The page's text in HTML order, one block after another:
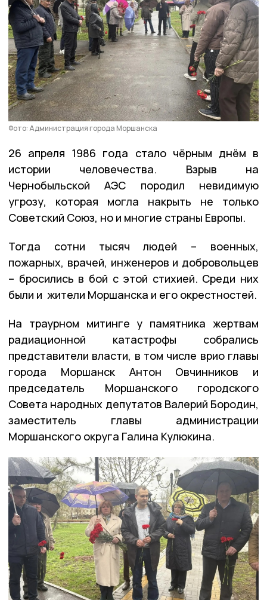
Фото: Администрация города Моршанска
26 апреля 1986 года стало чёрным днём в
истории человечества. Взрыв на
Чернобыльской АЭС породил невидимую
угрозу, которая могла накрыть не только
Советский Союз, но и многие страны Европы.
Тогда сотни тысяч людей – военных,
пожарных, врачей, инженеров и добровольцев
– бросились в бой с этой стихией. Среди них
были и жители Моршанска и его окрестностей.
На траурном митинге у памятника жертвам
радиационной катастрофы собрались
представители власти, в том числе врио главы
города Моршанск Антон Овчинников и
председатель Моршанского городского
Совета народных депутатов Валерий Бородин,
заместитель главы администрации
Моршанского округа Галина Кулюкина.